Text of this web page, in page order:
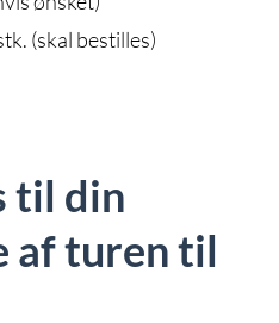
(skal bestilles)
til din
af turen til